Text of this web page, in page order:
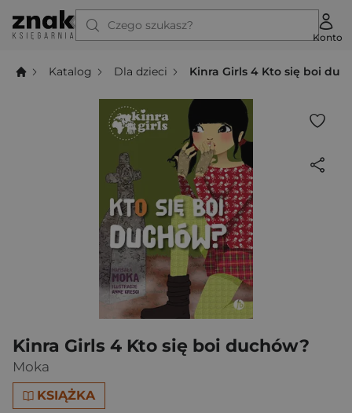
Czego szukasz?
Konto
Katalog Dla dzieci Kinra Girls 4 Kto się boi
Kinra Girls 4 Kto się boi duchów?
Moka
KSIĄŻKA